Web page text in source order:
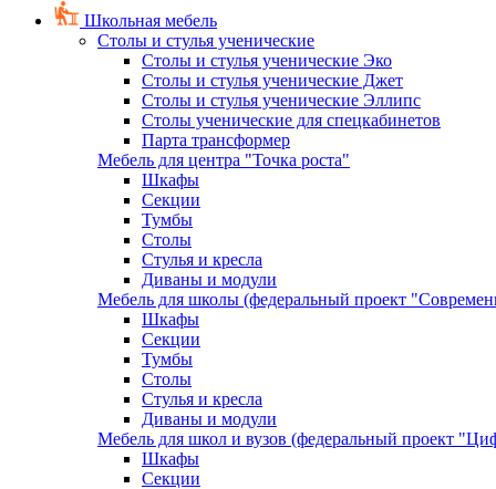
Школьная мебель
Столы и стулья ученические
Столы и стулья ученические Эко
Столы и стулья ученические Джет
Столы и стулья ученические Эллипс
Столы ученические для спецкабинетов
Парта трансформер
Мебель для центра "Точка роста"
Шкафы
Секции
Тумбы
Столы
Стулья и кресла
Диваны и модули
Мебель для школы (федеральный проект
Шкафы
Секции
Тумбы
Столы
Стулья и кресла
Диваны и модули
Мебель для школ и вузов (федеральный проект
Шкафы
Секции